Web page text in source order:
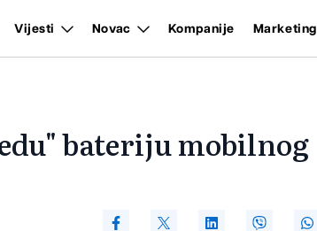
Vijesti Novac Kompanije Marketing
bateriju mobilnog